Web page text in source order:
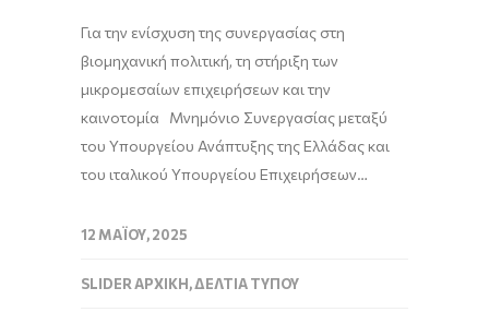
Για την ενίσχυση της συνεργασίας στη
βιομηχανική πολιτική, τη στήριξη των
μικρομεσαίων επιχειρήσεων και την
καινοτομία Μνημόνιο Συνεργασίας μεταξύ
του Υπουργείου Ανάπτυξης της Ελλάδας και
του ιταλικού Υπουργείου Επιχειρήσεων…
12 ΜΑΪ́ΟΥ, 2025
SLIDER ΑΡΧΙΚΉ,ΔΕΛΤΊΑ ΤΎΠΟΥ